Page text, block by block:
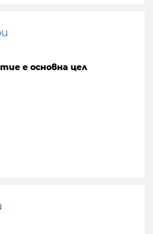
е основна цел